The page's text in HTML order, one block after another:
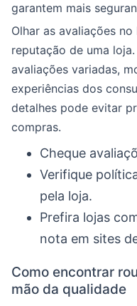
garantem mais
Olhar as avaliações
reputação de uma
avaliações variadas,
experiências dos
detalhes pode evitar
compras.
Cheque
Verifique
pela loja.
Prefira lojas
nota em sites
Como encontrar
mão da qualidade